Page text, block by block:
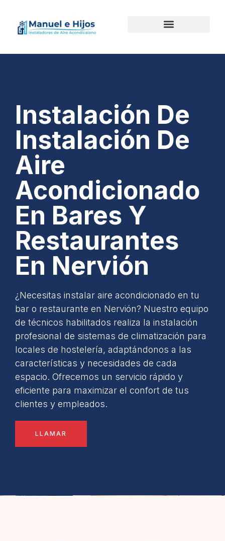
Instalación De
Instalación De
Aire
Acondicionado
En Bares Y
Restaurantes
En Nervión
¿Necesitas instalar aire acondicionado en tu
bar o restaurante en Nervión? Nuestro equipo
de técnicos habilitados realiza la instalación
profesional de sistemas de climatización para
locales de hostelería, adaptándonos a las
características y necesidades de cada
espacio. Ofrecemos un servicio rápido y
eficiente para maximizar el confort de tus
clientes y empleados.
LLAMAR